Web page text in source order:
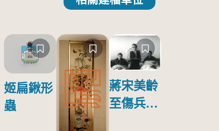
姬扁鍬形
蟲
蔣宋美齡
至傷兵醫